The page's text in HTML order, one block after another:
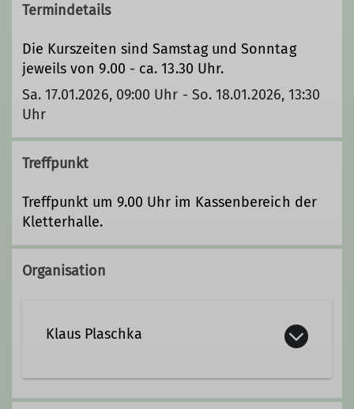
Termindetails
Die Kurszeiten sind Samstag und Sonntag
jeweils von 9.00 - ca. 13.30 Uhr.
Sa. 17.01.2026, 09:00 Uhr - So. 18.01.2026, 13:30
Uhr
Treffpunkt
Treffpunkt um 9.00 Uhr im Kassenbereich der
Kletterhalle.
Organisation
Klaus Plaschka
08024/4662264 0179/3927006